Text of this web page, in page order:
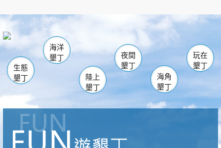
南仁湖
海生館
恆春 佳樂水
龍鑾潭自然中心 森林遊樂區
瓊麻館
關山 墾管處遊客中心
社頂公園 風吹沙
船帆石
白砂 龍磐公園
香蕉灣
砂島
鵝鑾鼻
生態
墾丁
海洋
墾丁
陸上
墾丁
夜間
墾丁
海角
墾丁
玩在
墾丁